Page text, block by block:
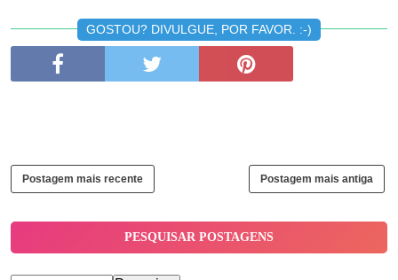
GOSTOU? DIVULGUE, POR FAVOR. :-)
Postagem mais recente Postagem mais antiga
PESQUISAR POSTAGENS